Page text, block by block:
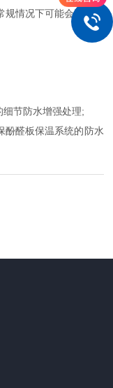
情况下可能会影响酚
节防水增强处理;
醛板保温系统的防水